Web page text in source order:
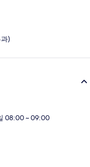
)
08:00 ~ 09:00